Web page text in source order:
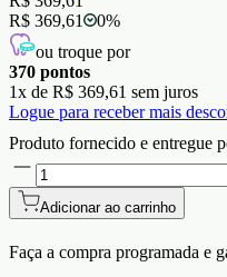
R$ 369,61
0%
ou troque por
370 pontos
1x de R$ 369,61 sem juros
Logue para receber mais
Produto fornecido e entregue
Adicionar ao carrinho
Faça a compra programada e